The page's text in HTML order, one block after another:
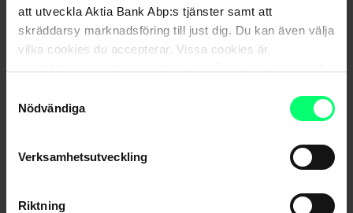
att utveckla Aktia Bank Abp:s tjänster samt att
skräddarsy marknadsföring till just dig. Du kan även välja
vilka cookies du accepterar. Vissa cookies är
Nödvändiga
Verksamhetsutveckling
Riktning